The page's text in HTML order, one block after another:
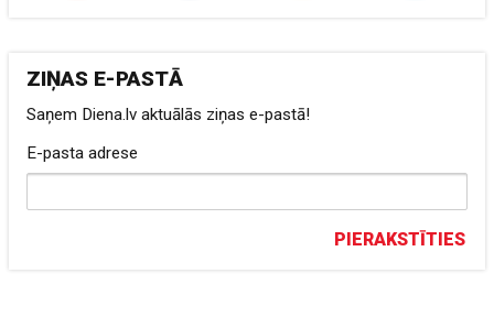
ZIŅAS E-PASTĀ
Saņem Diena.lv aktuālās ziņas e-pastā!
E-pasta adrese
PIERAKSTĪTIES